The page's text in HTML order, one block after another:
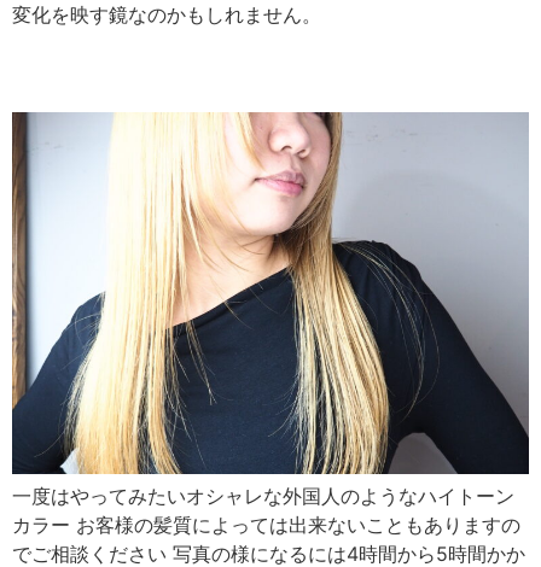
変化を映す鏡なのかもしれません。
一度はやってみたいオシャレな外国人のようなハイトーン
カラー お客様の髪質によっては出来ないこともありますの
でご相談ください 写真の様になるには4時間から5時間かか